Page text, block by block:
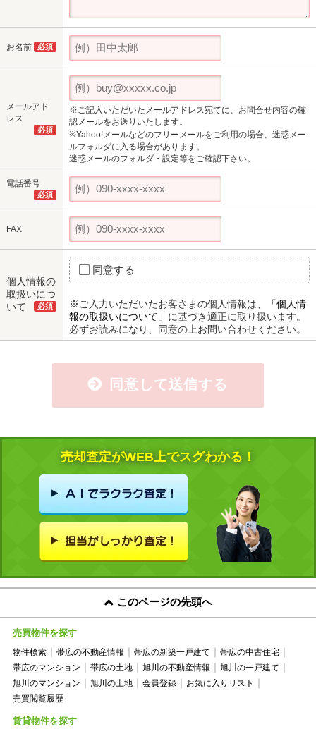
お名前 必須
メールアド
レス
必須
※ご記入いただいたメールアドレス宛てに、お問合せ内容の確
認メールをお送りいたします。
※Yahoo!メールなどのフリーメールをご利用の場合、迷惑メー
ルフォルダに入る場合があります。
迷惑メールのフォルダ・設定等をご確認下さい。
電話番号
必須
FAX
個人情報の
取扱いにつ
いて
必須
同意する
※ご入力いただいたお客さまの個人情報は、
「個人情
報の取扱いについて」 に基づき適正に取り扱います。
必ずお読みになり、同意の上お問い合わせください。
同意して送信する
売却査定がWEB上でスグわかる！
このページの先頭へ
売買物件を探す
物件検索 帯広の不動産情報 帯広の新築一戸建て
帯広の中古住宅
帯広のマンション
帯広の土地 旭川の不動産情報
旭川の一戸建て
旭川のマンション
旭川の土地 会員登録
お気に入りリスト
売買閲覧履歴
賃貸物件を探す